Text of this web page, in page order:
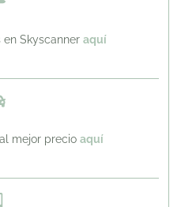
en Skyscanner aquí
mejor precio aquí